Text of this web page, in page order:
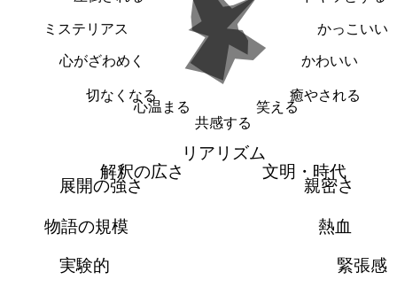
かっこいい
かわいい
癒やされる
笑える
共感する
心温まる
切なくなる
心がざわめく
ミステリアス
リアリズム
文明・時代
親密さ
熱血
緊張感
実験的
物語の規模
展開の強さ
解釈の広さ